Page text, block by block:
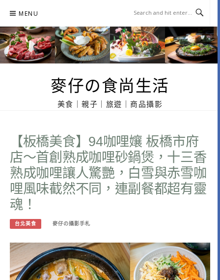
content
MENU
麥仔の食尚生活
美食｜親子｜旅遊｜商品攝影
【板橋美食】94咖哩孃 板橋市府
店～首創熟成咖哩砂鍋煲，十三香
熟成咖哩讓人驚艷，白雪與赤雪咖
哩風味截然不同，連副餐都超有靈
魂！
台北美食 麥仔の攝影手札